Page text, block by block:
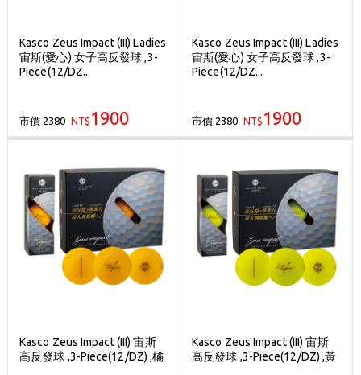
Kasco Zeus Impact (III) Ladies
宙斯(愛心) 女子高反發球 ,3-
Piece(12/DZ...
市價 2380 NT$ 1900
Kasco Zeus Impact (III) Ladies
宙斯(愛心) 女子高反發球 ,3-
Piece(12/DZ...
市價 2380 NT$ 1900
Kasco Zeus Impact (III) 宙斯
高反發球 ,3-Piece(12/DZ) ,橘
Kasco Zeus Impact (III) 宙斯
高反發球 ,3-Piece(12/DZ) ,黃